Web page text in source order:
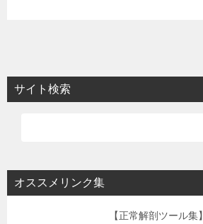
サイト検索
オススメリンク集
【正常解剖ツール集】